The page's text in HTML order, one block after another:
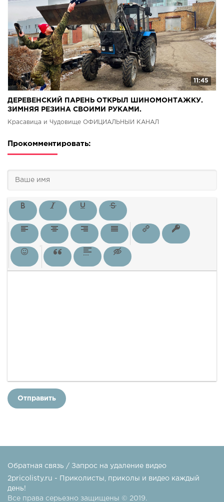
11:45
ДЕРЕВЕНСКИЙ ПАРЕНЬ ОТКРЫЛ ШИНОМОНТАЖКУ.
ЗИМНЯЯ РЕЗИНА СВОИМИ РУКАМИ.
Красавица и Чудовище ОФИЦИАЛЬНЫЙ КАНАЛ
Прокомментировать:
Отправить
Обратная связь / Запрос на удаление видео
2pricolisty.ru - Приколисты, приколы и видео каждый
день!
Все права серьезно защищены © 2019.